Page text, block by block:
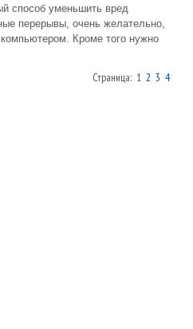
способ уменьшить вред
перерывы, очень желательно,
Кроме того нужно
Страница: 1 2 3 4